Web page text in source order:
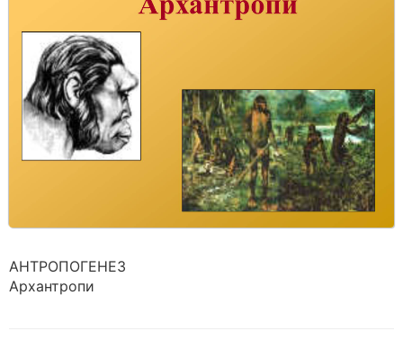
АНТРОПОГЕНЕЗ
Архантропи